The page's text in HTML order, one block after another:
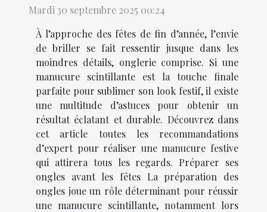
Mardi 30 septembre 2025 00:24
À l’approche des fêtes de fin d’année, l’envie
de briller se fait ressentir jusque dans les
moindres détails, onglerie comprise. Si une
manucure scintillante est la touche finale
parfaite pour sublimer son look festif, il existe
une multitude d’astuces pour obtenir un
résultat éclatant et durable. Découvrez dans
cet article toutes les recommandations
d’expert pour réaliser une manucure festive
qui attirera tous les regards. Préparer ses
ongles avant les fêtes La préparation des
ongles joue un rôle déterminant pour réussir
une manucure scintillante, notamment lors